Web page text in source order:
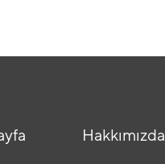
Hakkımızda